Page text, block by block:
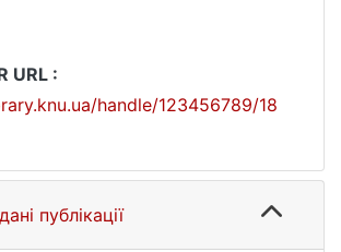
URL :
handle/123456789/18
публікації